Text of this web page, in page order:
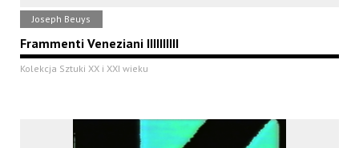
Joseph Beuys
Frammenti Veneziani IIIIIIIIII
Kolekcja Sztuki XX i XXI wieku